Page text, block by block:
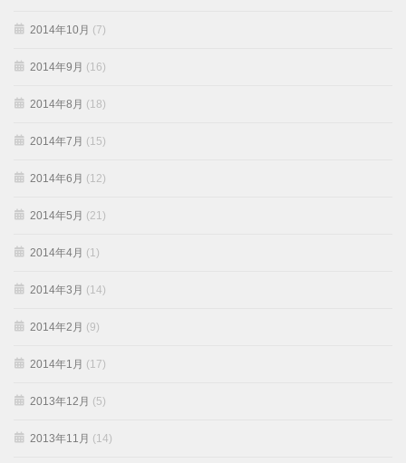
2014年10月 (7)
2014年9月 (16)
2014年8月 (18)
2014年7月 (15)
2014年6月 (12)
2014年5月 (21)
2014年4月 (1)
2014年3月 (14)
2014年2月 (9)
2014年1月 (17)
2013年12月 (5)
2013年11月 (14)